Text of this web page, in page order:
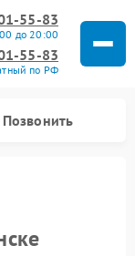
55-83
до 20:00
55-83
по РФ
Позвонить